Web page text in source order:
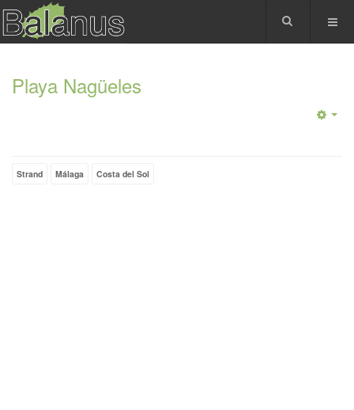
Playa Nagüeles
Strand Málaga Costa del Sol